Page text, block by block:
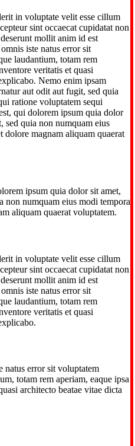
in voluptate velit esse cillum
sint occaecat cupidatat non
mollit anim id est
iste natus error sit
laudantium, totam rem
veritatis et quasi
Nemo enim ipsam
aut odit aut fugit, sed quia
ratione voluptatem sequi
qui dolorem ipsum quia dolor
sed quia non numquam eius
magnam aliquam quaerat
ipsum quia dolor sit amet,
non numquam eius modi tempora
aliquam quaerat voluptatem.
in voluptate velit esse cillum
sint occaecat cupidatat non
mollit anim id est
iste natus error sit
laudantium, totam rem
veritatis et quasi
natus error sit voluptatem
totam rem aperiam, eaque ipsa
architecto beatae vitae dicta